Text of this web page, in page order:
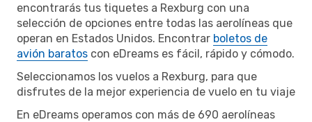
encontrarás tus tiquetes a Rexburg con una
selección de opciones entre todas las aerolíneas que
operan en Estados Unidos. Encontrar boletos de
avión baratos con eDreams es fácil, rápido y cómodo.
Seleccionamos los vuelos a Rexburg, para que
disfrutes de la mejor experiencia de vuelo en tu viaje
En eDreams operamos con más de 690 aerolíneas